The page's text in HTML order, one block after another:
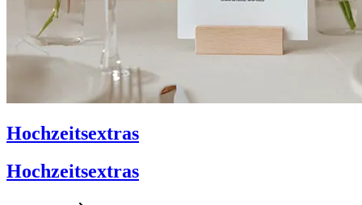
Hochzeitsextras
Hochzeitsextras